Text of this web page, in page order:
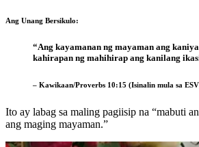
Ang Unang Bersikulo:
“Ang kayamanan ng mayaman ang
kahirapan ng mahihirap ang kanilang
– Kawikaan/Proverbs 10:15 (Isinalin mula sa
Ito ay labag sa maling pagiisip na “mabuti
ang maging mayaman.”